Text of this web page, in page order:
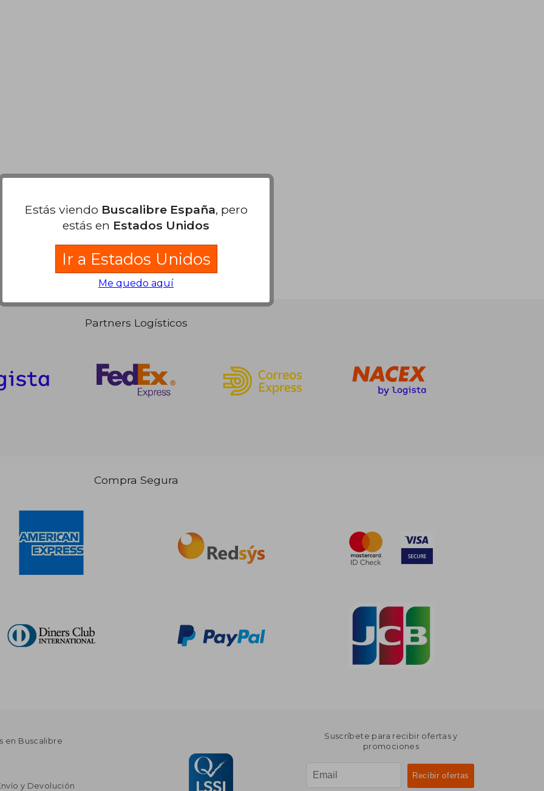
Partners Logísticos
Compra Segura
en Buscalibre
y Devolución
Suscríbete para recibir ofertas y
promociones
Estás viendo Buscalibre España, pero
estás en Estados Unidos
Ir a Estados Unidos
Me quedo aquí